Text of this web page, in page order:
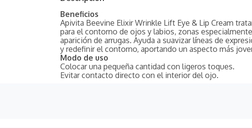
Beneficios
Apivita Beevine Elixir Wrinkle Lift Eye & Lip Cream
para el contorno de ojos y labios, zonas
aparición de arrugas. Ayuda a suavizar líneas de
y redefinir el contorno, aportando un aspecto más
Modo de uso
Colocar una pequeña cantidad con ligeros toques.
Evitar contacto directo con el interior del ojo.